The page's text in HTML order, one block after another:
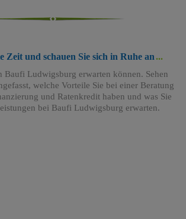
Zeit und schauen Sie sich in Ruhe an
Baufi Ludwigsburg erwarten können. Sehen
welche Vorteile Sie bei einer Beratung
und Ratenkredit haben und was Sie
bei Baufi Ludwigsburg erwarten.